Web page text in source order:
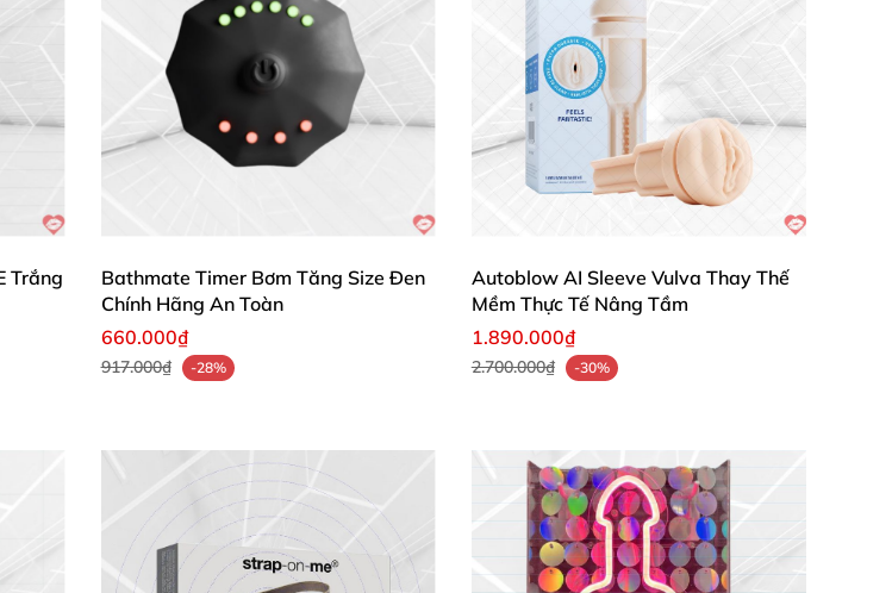
hàng ngày mà vẫn thấy phấn chấn. Chất lượng vượt trội, cảm giác cầm nắm
Trắng
Bathmate Timer Bơm Tăng Size Đen
Chính Hãng An Toàn
660.000₫
917.000₫ -28%
Autoblow AI Sleeve Vulva Thay Thế
Mềm Thực Tế Nâng Tầm
1.890.000₫
2.700.000₫ -30%